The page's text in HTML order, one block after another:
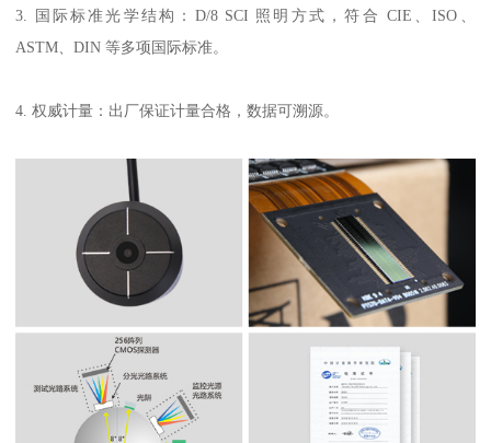
3. 国际标准光学结构：D/8 SCI 照明方式，符合 CIE、ISO、
ASTM、DIN 等多项国际标准。
4. 权威计量：出厂保证计量合格，数据可溯源。